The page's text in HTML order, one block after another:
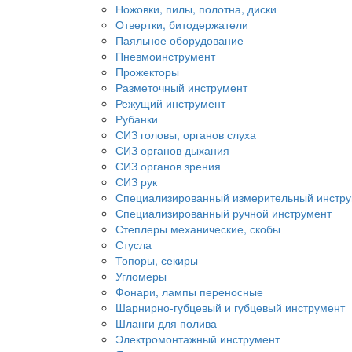
Ножовки, пилы, полотна, диски
Отвертки, битодержатели
Паяльное оборудование
Пневмоинструмент
Прожекторы
Разметочный инструмент
Режущий инструмент
Рубанки
СИЗ головы, органов слуха
СИЗ органов дыхания
СИЗ органов зрения
СИЗ рук
Специализированный измерительный
Специализированный ручной инструмент
Степлеры механические, скобы
Стусла
Топоры, секиры
Угломеры
Фонари, лампы переносные
Шарнирно-губцевый и губцевый инструмент
Шланги для полива
Электромонтажный инструмент